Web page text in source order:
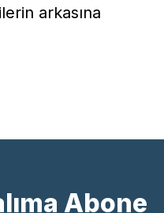
arkasına
Abone